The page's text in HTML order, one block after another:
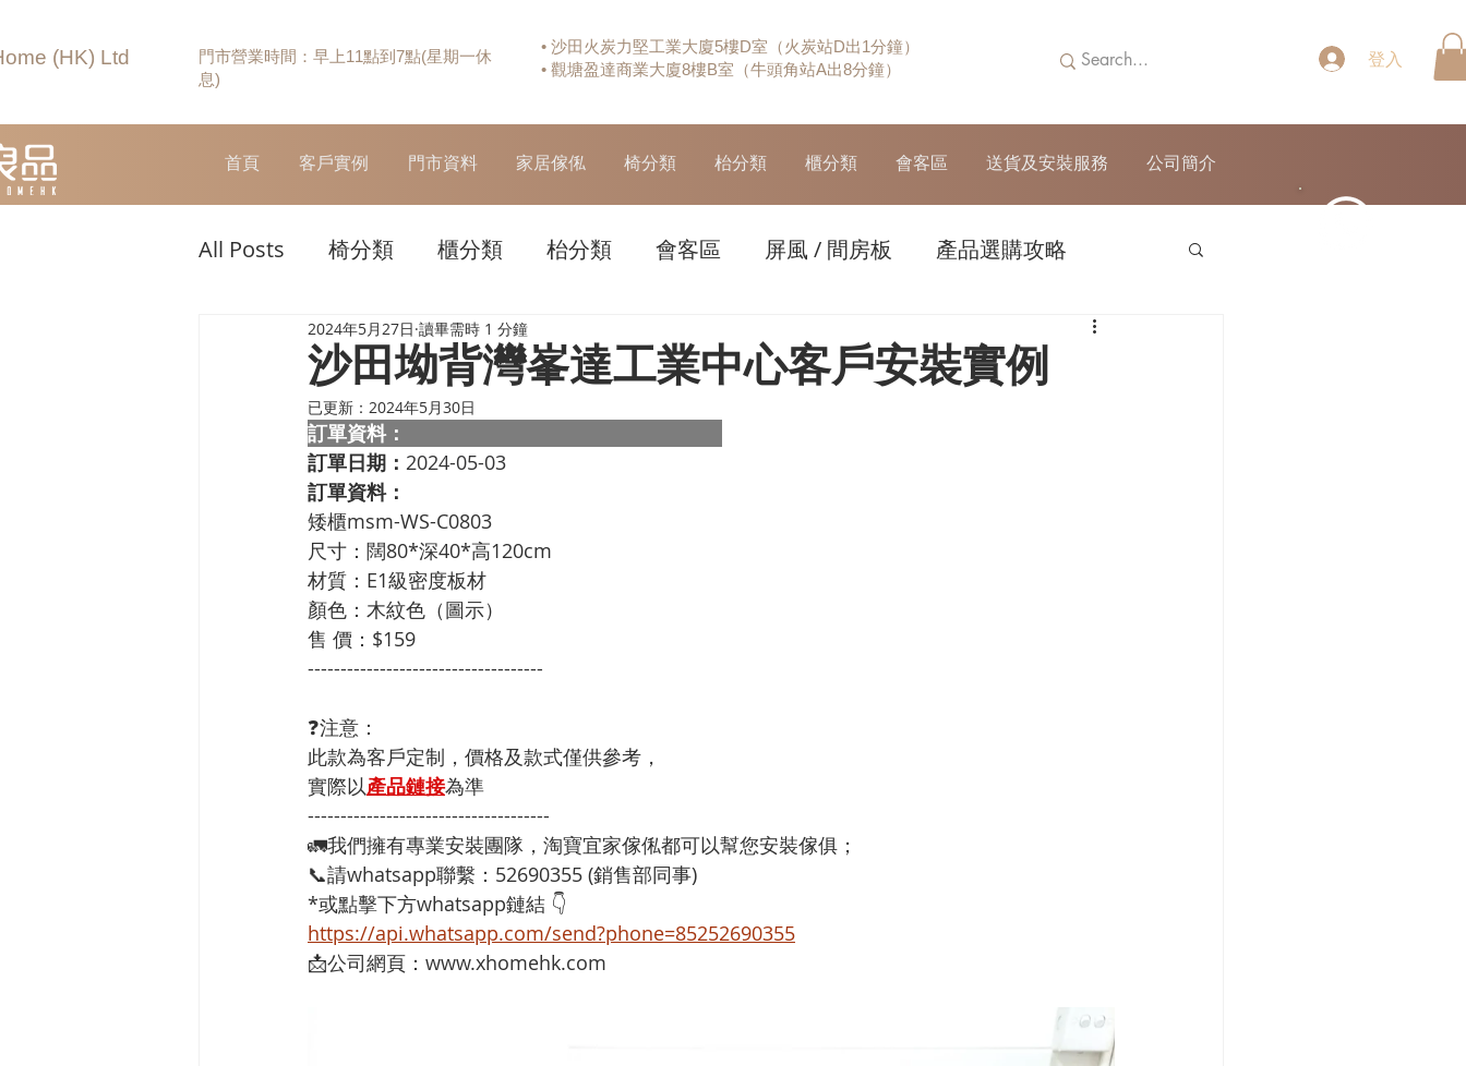
(HK) Ltd
門市營業時間：早上11點到7點(星期一休
息)
• 沙田火炭力堅工業大廈5樓D室（火炭站D出1分鐘）
• 觀塘盈達商業大廈8樓B室（牛頭角站A出8分鐘）
登入
首頁 客戶實例 門市資料 家居傢俬 椅分類 枱分類 櫃分類 會客區 送貨及安裝服務 公司簡介
All Posts 椅分類 櫃分類 枱分類 會客區 屏風 / 間房板 產品選購攻略
沙田坳背灣峯達工業中心客戶安裝實例
2024年5月27日 讀畢需時 1 分鐘
已更新： 2024年5月30日
訂單資料：
訂單日期： 2024-05-03
訂單資料：
矮櫃msm-WS-C0803
尺寸：闊80*深40*高120cm
材質：E1級密度板材
顏色：木紋色（圖示）
售 價：$159
------------------------------------
❓注意：
此款為客戶定制，價格及款式僅供參考，
實際以產品鏈接為準
-------------------------------------
🚛我們擁有專業安裝團隊，淘寶宜家傢俬都可以幫您安裝傢俱；
📞請whatsapp聯繫：52690355 (銷售部同事)
*或點擊下方whatsapp鏈結 👇
https://api.whatsapp.com/send?phone=85252690355
📩公司網頁：www.xhomehk.com